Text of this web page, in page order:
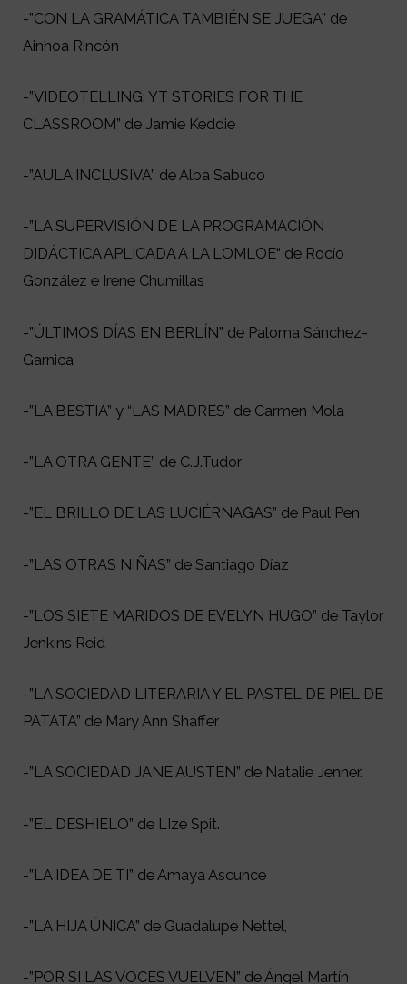
-”CON LA GRAMÁTICA TAMBIÉN SE JUEGA” de
Ainhoa Rincón
-”VIDEOTELLING: YT STORIES FOR THE
CLASSROOM” de Jamie Keddie
-”AULA INCLUSIVA” de Alba Sabuco
-”LA SUPERVISIÓN DE LA PROGRAMACIÓN
DIDÁCTICA APLICADA A LA LOMLOE“ de Rocío
González e Irene Chumillas
-”ÚLTIMOS DÍAS EN BERLÍN” de Paloma Sánchez-
Garnica
-”LA BESTIA” y “LAS MADRES” de Carmen Mola
-”LA OTRA GENTE” de C.J.Tudor
-”EL BRILLO DE LAS LUCIÉRNAGAS” de Paul Pen
-”LAS OTRAS NIÑAS” de Santiago Díaz
-”LOS SIETE MARIDOS DE EVELYN HUGO” de Taylor
Jenkins Reid
-”LA SOCIEDAD LITERARIA Y EL PASTEL DE PIEL DE
PATATA” de Mary Ann Shaffer
-”LA SOCIEDAD JANE AUSTEN” de Natalie Jenner.
-”EL DESHIELO” de LIze Spit.
-”LA IDEA DE TI” de Amaya Ascunce
-”LA HIJA ÚNICA” de Guadalupe Nettel,
-”POR SI LAS VOCES VUELVEN” de Ángel Martín